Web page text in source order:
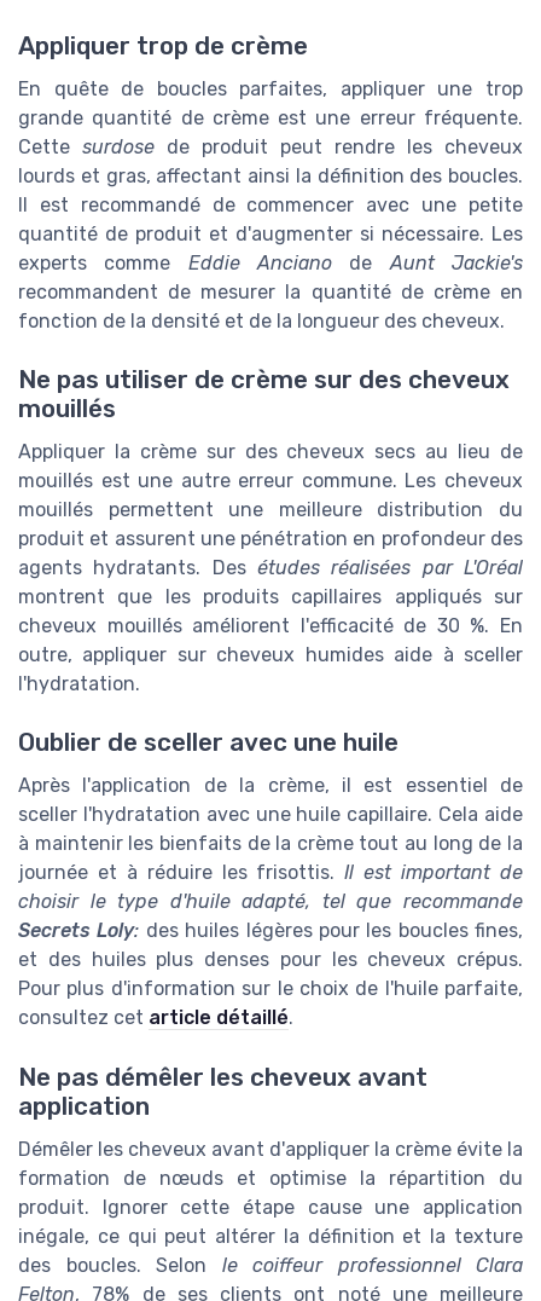
Appliquer trop de crème
En quête de boucles parfaites, appliquer une trop
grande quantité de crème est une erreur fréquente.
Cette surdose de produit peut rendre les cheveux
lourds et gras, affectant ainsi la définition des boucles.
Il est recommandé de commencer avec une petite
quantité de produit et d'augmenter si nécessaire. Les
experts comme Eddie Anciano de Aunt Jackie's
recommandent de mesurer la quantité de crème en
fonction de la densité et de la longueur des cheveux.
Ne pas utiliser de crème sur des cheveux
mouillés
Appliquer la crème sur des cheveux secs au lieu de
mouillés est une autre erreur commune. Les cheveux
mouillés permettent une meilleure distribution du
produit et assurent une pénétration en profondeur des
agents hydratants. Des études réalisées par L'Oréal
montrent que les produits capillaires appliqués sur
cheveux mouillés améliorent l'efficacité de 30 %. En
outre, appliquer sur cheveux humides aide à sceller
l'hydratation.
Oublier de sceller avec une huile
Après l'application de la crème, il est essentiel de
sceller l'hydratation avec une huile capillaire. Cela aide
à maintenir les bienfaits de la crème tout au long de la
journée et à réduire les frisottis.Il est important de
choisir le type d'huile adapté, tel que recommande
Secrets Loly: des huiles légères pour les boucles fines,
et des huiles plus denses pour les cheveux crépus.
Pour plus d'information sur le choix de l'huile parfaite,
consultez cet article détaillé.
Ne pas démêler les cheveux avant
application
Démêler les cheveux avant d'appliquer la crème évite la
formation de nœuds et optimise la répartition du
produit. Ignorer cette étape cause une application
inégale, ce qui peut altérer la définition et la texture
des boucles. Selon le coiffeur professionnel Clara
Felton, 78% de ses clients ont noté une meilleure